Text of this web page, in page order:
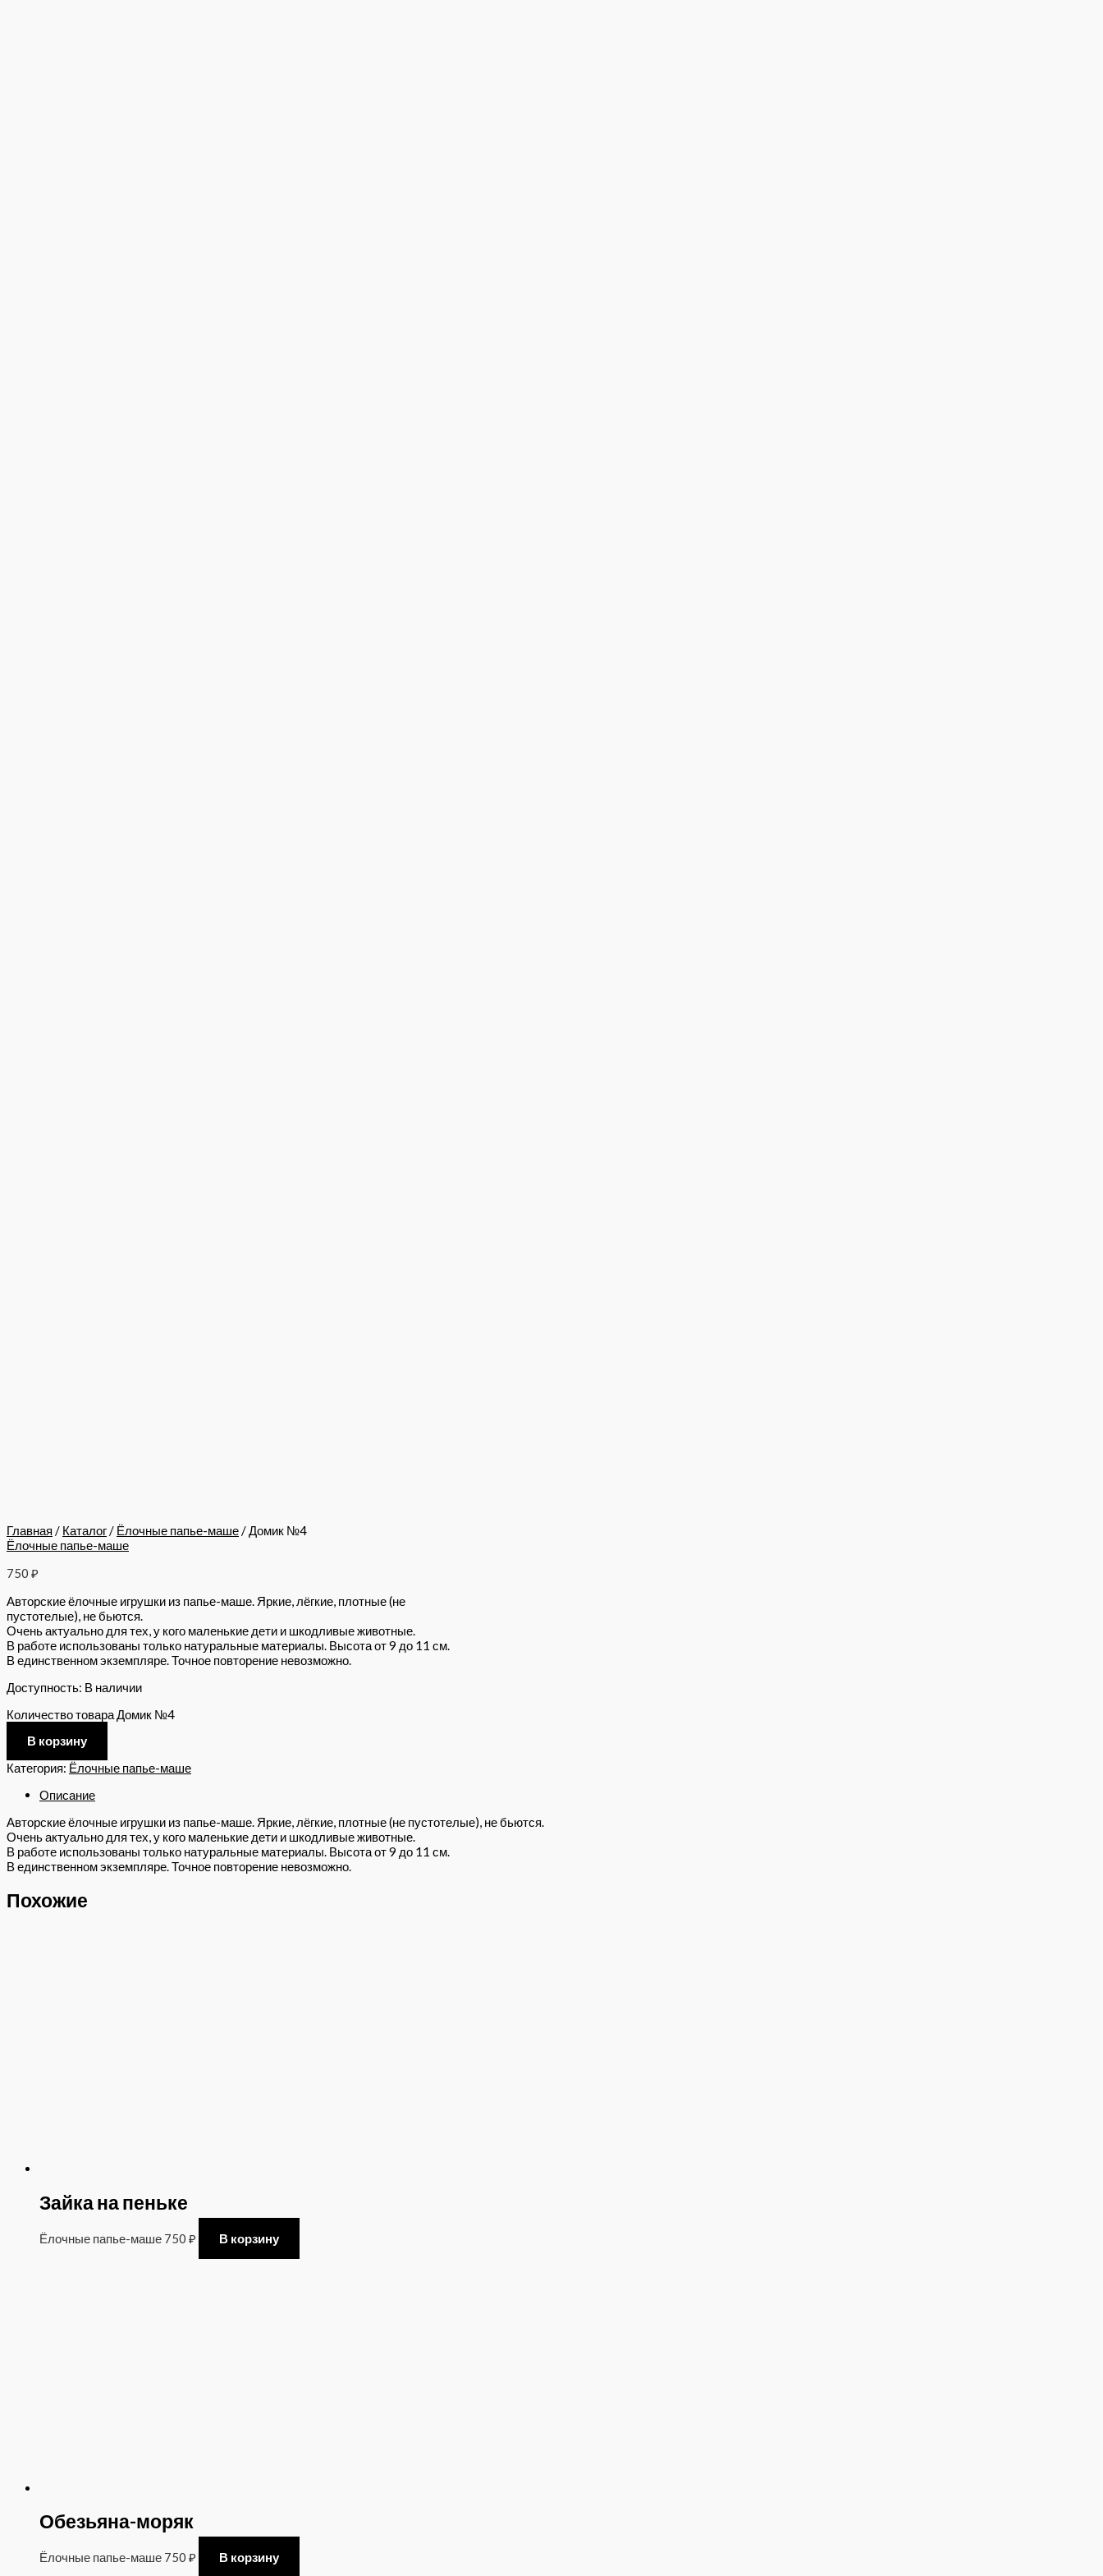
Главная / Каталог/ Ёлочные папье-маше/ Домик №4
Ёлочные папье-маше
750 ₽
Авторские ёлочные игрушки из папье-маше. Яркие, лёгкие, плотные (не
пустотелые), не бьются.
Очень актуально для тех, у кого маленькие дети и шкодливые животные.
В работе использованы только натуральные материалы. Высота от 9 до 11 см.
В единственном экземпляре. Точное повторение невозможно.
Доступность: В наличии
Количество товара Домик №4
В корзину
Категория: Ёлочные папье-маше
Описание
Авторские ёлочные игрушки из папье-маше. Яркие, лёгкие, плотные (не пустотелые), не бьются.
Очень актуально для тех, у кого маленькие дети и шкодливые животные.
В работе использованы только натуральные материалы. Высота от 9 до 11 см.
В единственном экземпляре. Точное повторение невозможно.
Похожие
Зайка на пеньке
Ёлочные папье-маше 750 ₽ В корзину
Обезьяна-моряк
Ёлочные папье-маше 750 ₽ В корзину